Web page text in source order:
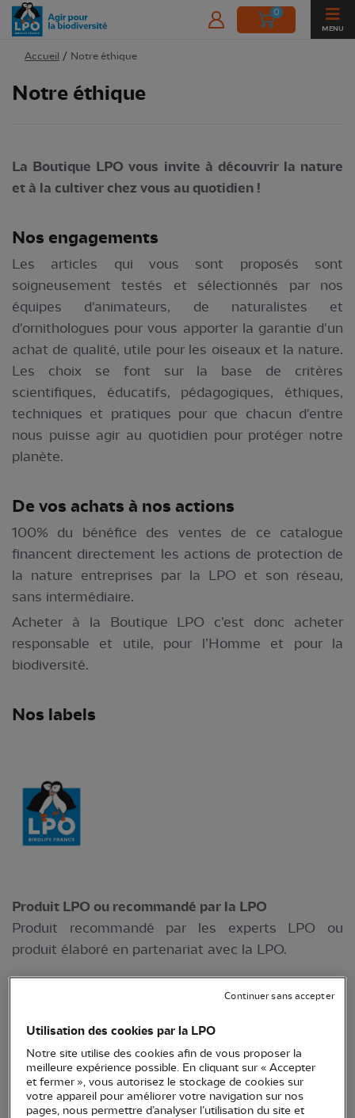
0
MENU
Accueil / Notre éthique
Notre éthique
La Boutique LPO vous invite à découvrir la nature
et à la cultiver chez vous au quotidien !
Nos engagements
Les articles qui vous sont proposés sont
soigneusement testés et sélectionnés par nos
équipes d'animateurs, de naturalistes et
d'ornithologues pour vous apporter la garantie d'un
achat de qualité, utile pour les oiseaux et la nature.
Les choix se font sur la base de critères
scientifiques, éducatifs, pédagogiques, éthiques,
techniques et pratiques pour que chacun d'entre
nous puisse agir au quotidien pour protéger notre
planète.
De vos achats à nos actions
100% du bénéfice des ventes de ce catalogue
financent directement les actions de protection de
la nature entreprises par la LPO et son réseau,
sans intermédiaire.
Acheter à la Boutique LPO c’est donc acheter
responsable et utile, pour l’Homme et pour la
biodiversité.
Nos labels
Produit LPO ou recommandé par la LPO
Produit recommandé par les experts LPO ou
produit élaboré en partenariat avec la LPO.
Utilisation des cookies par la LPO
Notre site utilise des cookies afin de vous proposer la
meilleure expérience possible. En cliquant sur « Accepter
et fermer », vous autorisez le stockage de cookies sur
votre appareil pour améliorer votre navigation sur nos
pages, nous permettre d’analyser l’utilisation du site et
Continuer sans accepter